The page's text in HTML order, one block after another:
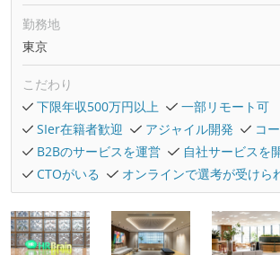
勤務地
東京
こだわり
下限年収500万円以上
一部リモート可
SIer在籍者歓迎
アジャイル開発
コ
B2Bのサービスを運営
自社サービスを
CTOがいる
オンラインで選考が受けら